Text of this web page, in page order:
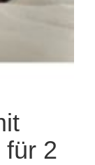
für 2